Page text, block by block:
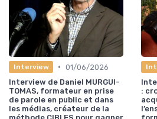
Interview • 01/06/2026
Interview de Daniel MURGUI-
TOMAS, formateur en prise
de parole en public et dans
les médias, créateur de la
: